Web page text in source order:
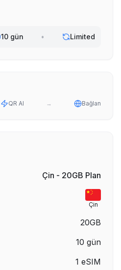
10 gün • Limited
QR Al → Bağlan
Çin - 20GB Plan
Çin
20GB
10 gün
1 eSIM